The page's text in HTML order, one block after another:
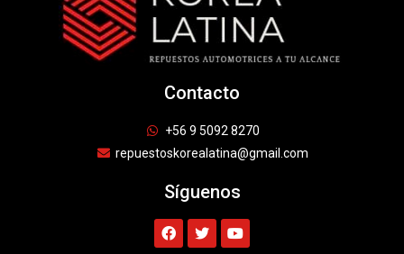
Contacto
+56 9 5092 8270
repuestoskorealatina@gmail.com
Síguenos